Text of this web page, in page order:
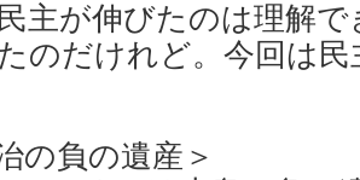
主が伸びたのは理解
のだけれど。今回は
の負の遺産＞